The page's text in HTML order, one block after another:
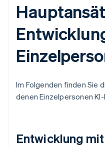
Im Folgenden finden Sie
denen Einzelpersonen
Entwicklung